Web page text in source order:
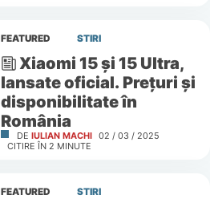
FEATURED STIRI
Xiaomi 15 și 15 Ultra,
lansate oficial. Prețuri și
disponibilitate în
România
DE IULIAN MACHI 02 / 03 / 2025
CITIRE ÎN 2 MINUTE
FEATURED STIRI